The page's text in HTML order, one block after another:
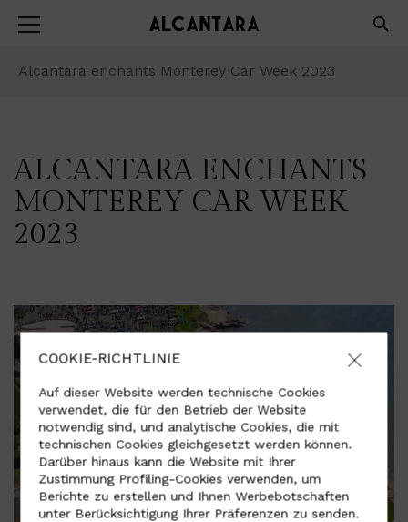
Alcantara enchants Monterey Car Week 2023
ALCANTARA ENCHANTS
MONTEREY CAR WEEK
2023
COOKIE-RICHTLINIE
Auf dieser Website werden technische Cookies
verwendet, die für den Betrieb der Website
notwendig sind, und analytische Cookies, die mit
technischen Cookies gleichgesetzt werden können.
Darüber hinaus kann die Website mit Ihrer
Zustimmung Profiling-Cookies verwenden, um
Berichte zu erstellen und Ihnen Werbebotschaften
unter Berücksichtigung Ihrer Präferenzen zu senden.